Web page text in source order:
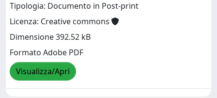
Tipologia: Documento in Post-print
Licenza: Creative commons
Dimensione 392.52 kB
Formato Adobe PDF
Visualizza/Apri